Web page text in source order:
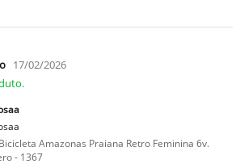
17/02/2026
Amazonas Praiana Retro Feminina 6v.
- 1367